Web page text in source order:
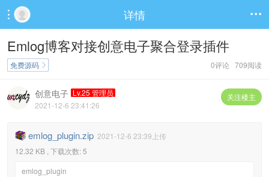
 详情 
Emlog博客对接创意电子聚合登录插件
0评论 709阅读
免费源码 
关注楼主
创意电子 Lv.25 管理员
2021-12-6 23:41:26
emlog_plugin.zip 2021-12-6 23:39上传
12.32 KB , 下载次数: 5
emlog_plugin